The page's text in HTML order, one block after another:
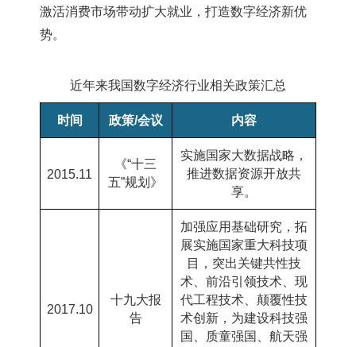
激活消费市场带动扩大就业，打造数字经济新优
势。
近年来我国数字经济行业相关政策汇总
时间 政策/会议 内容
2015.11
《“十三
五”规划》
实施国家大数据战略，
推进数据资源开放共
享。
2017.10
十九大报
告
加强应用基础研究，拓
展实施国家重大科技项
目，突出关键共性技
术、前沿引领技术、现
代工程技术、颠覆性技
术创新，为建设科技强
国、质童强国、航天强